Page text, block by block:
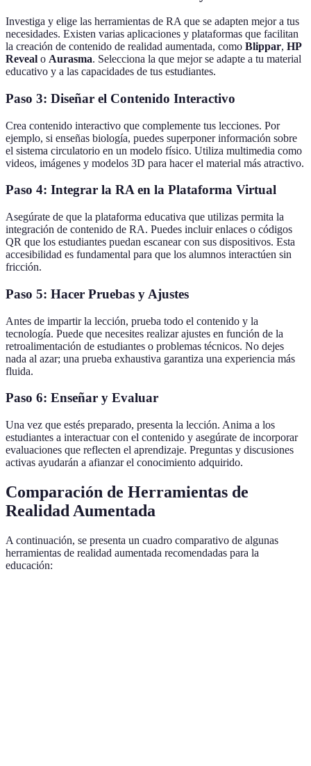
Investiga y elige las herramientas de RA que se adapten mejor a tus
necesidades. Existen varias aplicaciones y plataformas que facilitan
la creación de contenido de realidad aumentada, como Blippar, HP
Reveal o Aurasma. Selecciona la que mejor se adapte a tu material
educativo y a las capacidades de tus estudiantes.
Paso 3: Diseñar el Contenido Interactivo
Crea contenido interactivo que complemente tus lecciones. Por
ejemplo, si enseñas biología, puedes superponer información sobre
el sistema circulatorio en un modelo físico. Utiliza multimedia como
videos, imágenes y modelos 3D para hacer el material más atractivo.
Paso 4: Integrar la RA en la Plataforma Virtual
Asegúrate de que la plataforma educativa que utilizas permita la
integración de contenido de RA. Puedes incluir enlaces o códigos
QR que los estudiantes puedan escanear con sus dispositivos. Esta
accesibilidad es fundamental para que los alumnos interactúen sin
fricción.
Paso 5: Hacer Pruebas y Ajustes
Antes de impartir la lección, prueba todo el contenido y la
tecnología. Puede que necesites realizar ajustes en función de la
retroalimentación de estudiantes o problemas técnicos. No dejes
nada al azar; una prueba exhaustiva garantiza una experiencia más
fluida.
Paso 6: Enseñar y Evaluar
Una vez que estés preparado, presenta la lección. Anima a los
estudiantes a interactuar con el contenido y asegúrate de incorporar
evaluaciones que reflecten el aprendizaje. Preguntas y discusiones
activas ayudarán a afianzar el conocimiento adquirido.
Comparación de Herramientas de
Realidad Aumentada
A continuación, se presenta un cuadro comparativo de algunas
herramientas de realidad aumentada recomendadas para la
educación: